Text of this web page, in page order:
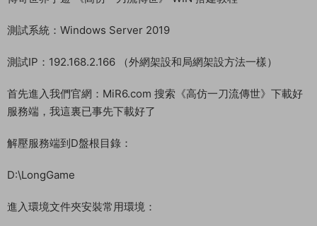
測試系統：Windows Server 2019
測試IP：192.168.2.166 （外網架設和局網架設方法一樣）
首先進入我們官網：MiR6.com 搜索《高仿一刀流傳世》下載好
服務端，我這裏已事先下載好了
解壓服務端到D盤根目錄：
D:\LongGame
進入環境文件夾安裝常用環境：